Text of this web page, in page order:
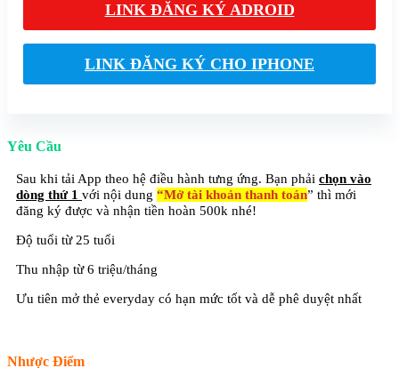
LINK ĐĂNG KÝ ADROID
LINK ĐĂNG KÝ CHO IPHONE
Yêu Cầu
Sau khi tải App theo hệ điều hành tưng ứng. Bạn phải chọn vào
dòng thứ 1 với nội dung “Mở tài khoản thanh toán” thì mới
đăng ký được và nhận tiền hoàn 500k nhé!
Độ tuổi từ 25 tuổi
Thu nhập từ 6 triệu/tháng
Ưu tiên mở thẻ everyday có hạn mức tốt và dễ phê duyệt nhất
Nhược Điểm